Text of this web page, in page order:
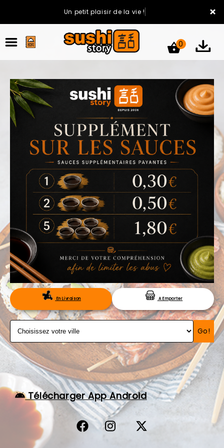
×
Un petit plaisir de la vie !
ACCUEIL
LA CARTE
VOTRE COMPTE
NOTRE RESTAURANT
VOS AVIS
MENTIONS LÉGALES
C.G.V
RÉSERVATION
0
En Livraison A Emporter
Go!
Télécharger App Android